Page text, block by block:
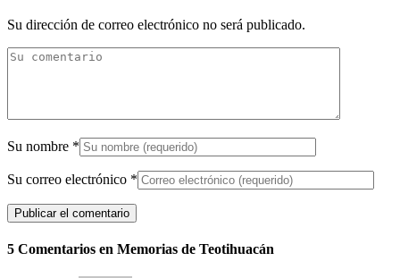
Su dirección de correo electrónico no será publicado.
Su nombre *
Su correo electrónico *
5 Comentarios en Memorias de Teotihuacán